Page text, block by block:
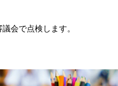
会で点検します。